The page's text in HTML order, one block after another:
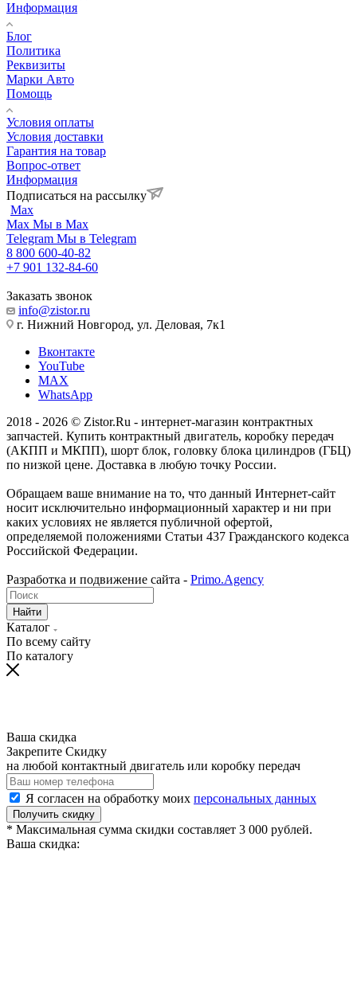
Информация
Блог
Политика
Реквизиты
Марки Авто
Помощь
Условия оплаты
Условия доставки
Гарантия на товар
Вопрос-ответ
Информация
Подписаться на рассылку
Max
Max Мы в Max
Telegram Мы в Telegram
8 800 600-40-82
+7 901 132-84-60
Заказать звонок
info@zistor.ru
г. Нижний Новгород, ул. Деловая, 7к1
Вконтакте
YouTube
MAX
WhatsApp
2018 - 2026 © Zistor.Ru - интернет-магазин контрактных
запчастей. Купить контрактный двигатель, коробку передач
(АКПП и МКПП), шорт блок, головку блока цилиндров (ГБЦ)
по низкой цене. Доставка в любую точку России.
Обращаем ваше внимание на то, что данный Интернет-сайт
носит исключительно информационный характер и ни при
каких условиях не является публичной офертой,
определяемой положениями Статьи 437 Гражданского кодекса
Российской Федерации.
Разработка и подвижение сайта - Primo.Agency
Найти
Каталог
По всему сайту
По каталогу
Ваша скидка
Закрепите Скидку
на любой контактный двигатель или коробку передач
Я согласен на обработку моих персональных данных
Получить скидку
* Максимальная сумма скидки составляет 3 000 рублей.
Ваша скидка: